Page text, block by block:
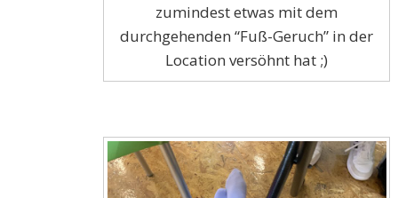
zumindest etwas mit dem
durchgehenden “Fuß-Geruch” in der
Location versöhnt hat ;)